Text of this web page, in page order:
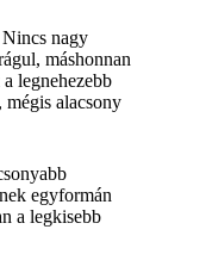
nagy
máshonnan
legnehezebb
alacsony
egyformán
a legkisebb